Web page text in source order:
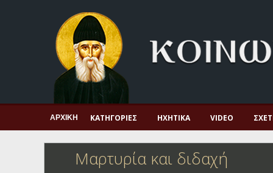
Πνευματική ζωή
Μαρτυρία και διδαχή
Λατρεία και προσευχή
Αγιολόγιο – Εορτολόγιο
ΑΡΧΙΚΉ ΚΑΤΗΓΟΡΊΕΣ ΗΧΗΤΙΚΆ VIDEO
Μαρτυρία και διδαχή